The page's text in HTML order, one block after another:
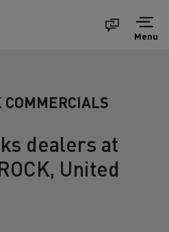
Menu
dealers at
United